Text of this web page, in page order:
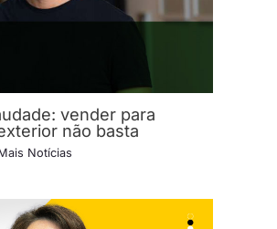
vender para
não basta
Notícias